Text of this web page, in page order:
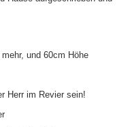
und 60cm Höhe
Herr im Revier sein!